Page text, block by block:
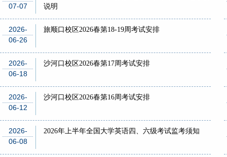
07-07
说明
2026-
06-26
旅顺口校区2026春第18-19周考试安排
2026-
06-18
沙河口校区2026春第17周考试安排
2026-
06-12
沙河口校区2026春第16周考试安排
2026-
06-08
2026年上半年全国大学英语四、六级考试监考须知